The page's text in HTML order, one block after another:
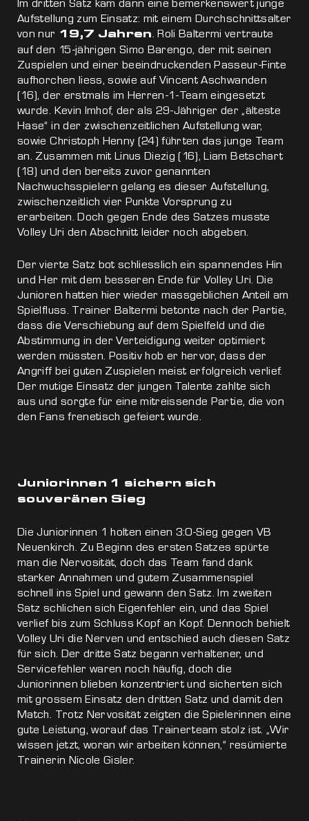
Im dritten Satz kam dann eine bemerkenswert junge
Aufstellung zum Einsatz: mit einem Durchschnittsalter
von nur 19,7 Jahren
. Roli Baltermi vertraute
auf den 15-jährigen Simo Barengo, der mit seinen
Zuspielen und einer beeindruckenden Passeur-Finte
aufhorchen liess, sowie auf Vincent Aschwanden
(16), der erstmals im Herren-1-Team eingesetzt
wurde. Kevin Imhof, der als 29-Jähriger der „älteste
Hase“ in der zwischenzeitlichen Aufstellung war,
sowie Christoph Henny (24) führten das junge Team
an. Zusammen mit Linus Diezig (16), Liam Betschart
(18) und den bereits zuvor genannten
Nachwuchsspielern gelang es dieser Aufstellung,
zwischenzeitlich vier Punkte Vorsprung zu
erarbeiten. Doch gegen Ende des Satzes musste
Volley Uri den Abschnitt leider noch abgeben.
Der vierte Satz bot schliesslich ein spannendes Hin
und Her mit dem besseren Ende für Volley Uri. Die
Junioren hatten hier wieder massgeblichen Anteil am
Spielfluss. Trainer Baltermi betonte nach der Partie,
dass die Verschiebung auf dem Spielfeld und die
Abstimmung in der Verteidigung weiter optimiert
werden müssten. Positiv hob er hervor, dass der
Angriff bei guten Zuspielen meist erfolgreich verlief.
Der mutige Einsatz der jungen Talente zahlte sich
aus und sorgte für eine mitreissende Partie, die von
den Fans frenetisch gefeiert wurde.
Juniorinnen 1 sichern sich
souveränen Sieg
Die Juniorinnen 1 holten einen 3:0-Sieg gegen VB
Neuenkirch. Zu Beginn des ersten Satzes spürte
man die Nervosität, doch das Team fand dank
starker Annahmen und gutem Zusammenspiel
schnell ins Spiel und gewann den Satz. Im zweiten
Satz schlichen sich Eigenfehler ein, und das Spiel
verlief bis zum Schluss Kopf an Kopf. Dennoch behielt
Volley Uri die Nerven und entschied auch diesen Satz
für sich. Der dritte Satz begann verhaltener, und
Servicefehler waren noch häufig, doch die
Juniorinnen blieben konzentriert und sicherten sich
mit grossem Einsatz den dritten Satz und damit den
Match. Trotz Nervosität zeigten die Spielerinnen eine
gute Leistung, worauf das Trainerteam stolz ist. „Wir
wissen jetzt, woran wir arbeiten können,“ resümierte
Trainerin Nicole Gisler.